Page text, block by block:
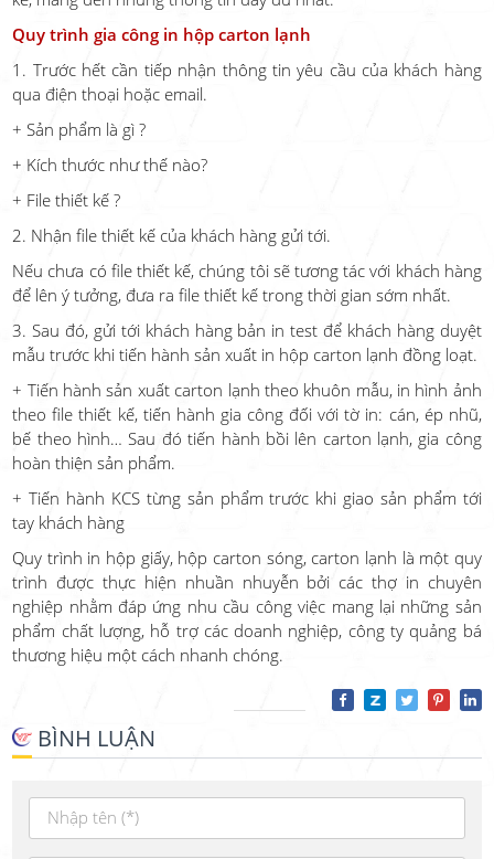
Quy trình gia công in hộp carton lạnh
1. Trước hết cần tiếp nhận thông tin yêu cầu của khách hàng
qua điện thoại hoặc email.
+ Sản phẩm là gì ?
+ Kích thước như thế nào?
+ File thiết kế ?
2. Nhận file thiết kế của khách hàng gửi tới.
Nếu chưa có file thiết kế, chúng tôi sẽ tương tác với khách hàng
để lên ý tưởng, đưa ra file thiết kế trong thời gian sớm nhất.
3. Sau đó, gửi tới khách hàng bản in test để khách hàng duyệt
mẫu trước khi tiến hành sản xuất in hộp carton lạnh đồng loạt.
+ Tiến hành sản xuất carton lạnh theo khuôn mẫu, in hình ảnh
theo file thiết kế, tiến hành gia công đối với tờ in: cán, ép nhũ,
bế theo hình… Sau đó tiến hành bồi lên carton lạnh, gia công
hoàn thiện sản phẩm.
+ Tiến hành KCS từng sản phẩm trước khi giao sản phẩm tới
tay khách hàng
Quy trình in hộp giấy, hộp carton sóng, carton lạnh là một quy
trình được thực hiện nhuần nhuyễn bởi các thợ in chuyên
nghiệp nhằm đáp ứng nhu cầu công việc mang lại những sản
phẩm chất lượng, hỗ trợ các doanh nghiệp, công ty quảng bá
thương hiệu một cách nhanh chóng.
BÌNH LUẬN